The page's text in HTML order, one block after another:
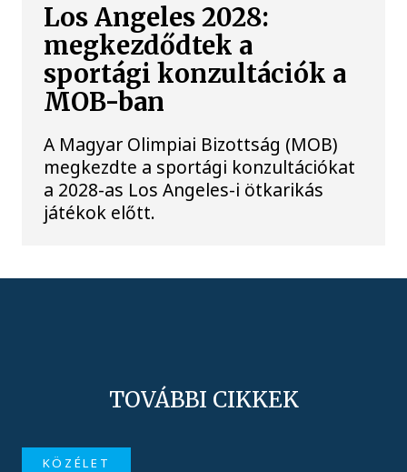
Los Angeles 2028:
megkezdődtek a
sportági konzultációk a
MOB-ban
A Magyar Olimpiai Bizottság (MOB)
megkezdte a sportági konzultációkat
a 2028-as Los Angeles-i ötkarikás
játékok előtt.
TOVÁBBI CIKKEK
KÖZÉLET